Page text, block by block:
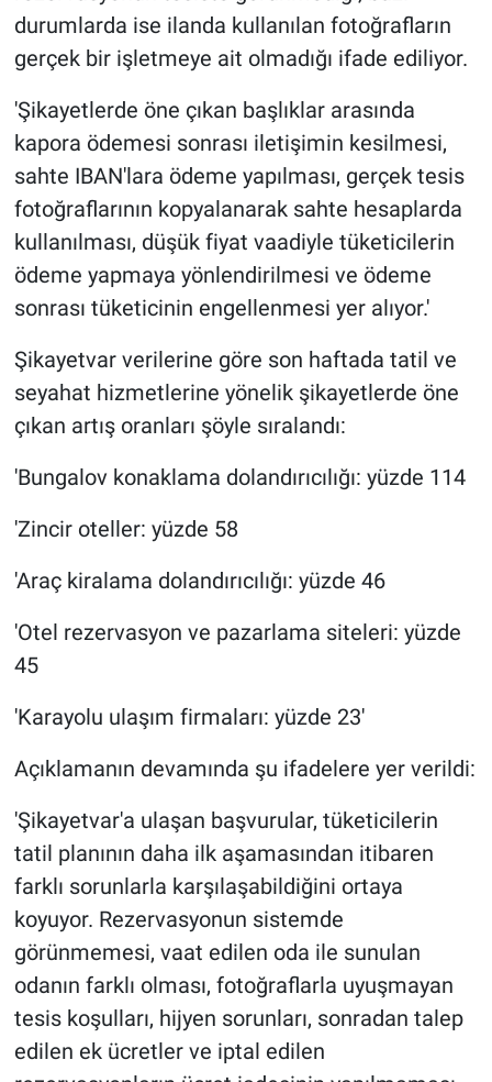
durumlarda ise ilanda kullanılan fotoğrafların
gerçek bir işletmeye ait olmadığı ifade ediliyor.
'Şikayetlerde öne çıkan başlıklar arasında
kapora ödemesi sonrası iletişimin kesilmesi,
sahte IBAN'lara ödeme yapılması, gerçek tesis
fotoğraflarının kopyalanarak sahte hesaplarda
kullanılması, düşük fiyat vaadiyle tüketicilerin
ödeme yapmaya yönlendirilmesi ve ödeme
sonrası tüketicinin engellenmesi yer alıyor.'
Şikayetvar verilerine göre son haftada tatil ve
seyahat hizmetlerine yönelik şikayetlerde öne
çıkan artış oranları şöyle sıralandı:
'Bungalov konaklama dolandırıcılığı: yüzde 114
'Zincir oteller: yüzde 58
'Araç kiralama dolandırıcılığı: yüzde 46
'Otel rezervasyon ve pazarlama siteleri: yüzde
45
'Karayolu ulaşım firmaları: yüzde 23'
Açıklamanın devamında şu ifadelere yer verildi:
'Şikayetvar'a ulaşan başvurular, tüketicilerin
tatil planının daha ilk aşamasından itibaren
farklı sorunlarla karşılaşabildiğini ortaya
koyuyor. Rezervasyonun sistemde
görünmemesi, vaat edilen oda ile sunulan
odanın farklı olması, fotoğraflarla uyuşmayan
tesis koşulları, hijyen sorunları, sonradan talep
edilen ek ücretler ve iptal edilen